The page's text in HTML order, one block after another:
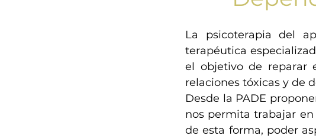
La psicoterapia del
terapéutica
el objetivo de reparar
relaciones tóxicas y de
Desde la PADE
nos permita trabajar
de esta forma, poder